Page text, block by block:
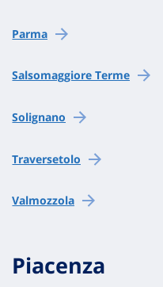
Parma
Salsomaggiore Terme
Solignano
Traversetolo
Valmozzola
Piacenza